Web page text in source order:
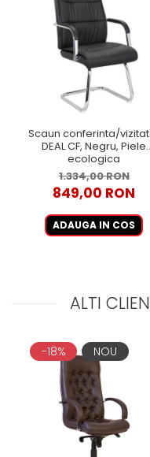
Scaun conferinta/
DEAL CF, Negru, Piele
ecologica
1.334,00 RON
849,00 RON
ADAUGA IN COS
ALTI
-18% NOU